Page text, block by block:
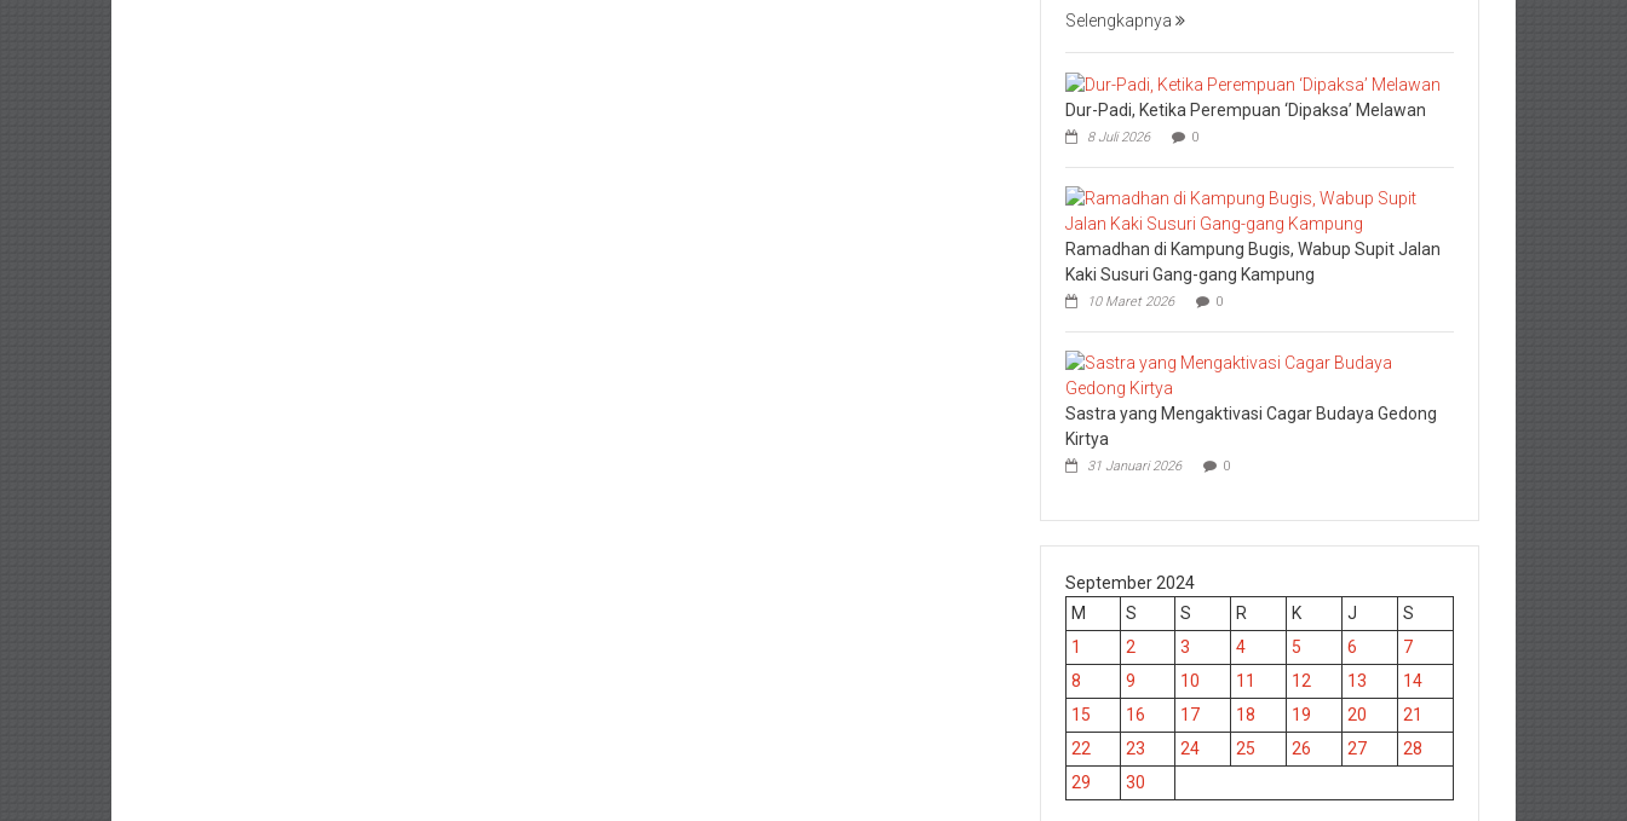
Selengkapnya
Dur-Padi, Ketika Perempuan ‘Dipaksa’ Melawan
8 Juli 2026 0
Ramadhan di Kampung Bugis, Wabup Supit Jalan
Kaki Susuri Gang-gang Kampung
10 Maret 2026 0
Sastra yang Mengaktivasi Cagar Budaya Gedong
Kirtya
31 Januari 2026 0
September 2024
M
S S R K J
S
1
2 3 4 5 6
7
8
9 10 11 12 13
14
15
16 17 18 19 20
21
22
23 24 25 26 27
28
29
30